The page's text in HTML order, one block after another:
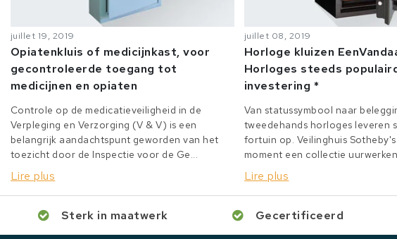
juillet 19, 2019
Opiatenkluis of medicijnkast, voor
gecontroleerde toegang tot
medicijnen en opiaten
Controle op de medicatieveiligheid in de
Verpleging en Verzorging (V & V) is een
belangrijk aandachtspunt geworden van het
toezicht door de Inspectie voor de Ge...
Lire plus
juillet 08, 2019
Horloge kluizen
Horloges steeds
investering *
Van statussymbool naar
tweedehands horloges leveren
fortuin op. Veilinghuis
moment een collectie
Lire plus
Sterk in maatwerk Gecertificeerd